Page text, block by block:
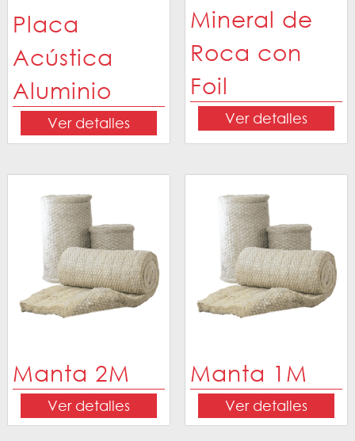
Placa
Acústica
Aluminio
Ver detalles
Mineral de
Roca con
Foil
Ver detalles
Manta 2M
Ver detalles
Manta 1M
Ver detalles